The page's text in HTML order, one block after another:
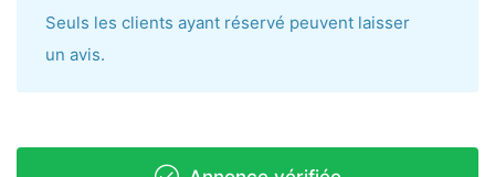
Seuls les clients ayant réservé peuvent laisser
un avis.